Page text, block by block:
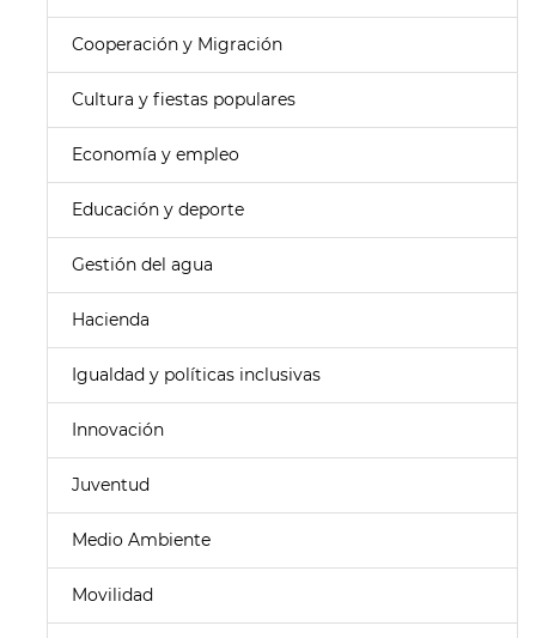
Cooperación y Migración
Cultura y fiestas populares
Economía y empleo
Educación y deporte
Gestión del agua
Hacienda
Igualdad y políticas inclusivas
Innovación
Juventud
Medio Ambiente
Movilidad